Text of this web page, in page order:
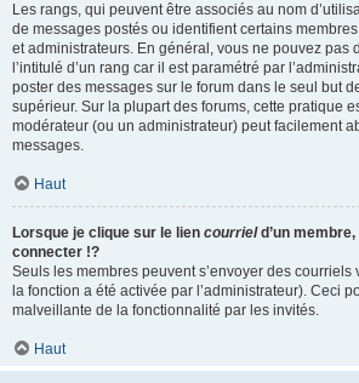
Les rangs, qui peuvent être associés au nom
de messages postés ou identifient certains
et administrateurs. En général, vous ne pouvez pas
l’intitulé d’un rang car il est paramétré par
poster des messages sur le forum dans le seul but
supérieur. Sur la plupart des forums, cette pratique
modérateur (ou un administrateur) peut facilement
messages.
Haut
Lorsque je clique sur le lien courrield’un
connecter !?
Seuls les membres peuvent s’envoyer des
la fonction a été activée par l’administrateur). Ceci
malveillante de la fonctionnalité par les invités.
Haut